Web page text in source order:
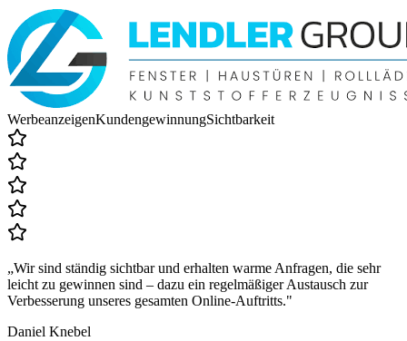
WerbeanzeigenKundengewinnungSichtbarkeit
„Wir sind ständig sichtbar und erhalten warme Anfragen, die sehr
leicht zu gewinnen sind – dazu ein regelmäßiger Austausch zur
Verbesserung unseres gesamten Online-Auftritts."
Daniel Knebel